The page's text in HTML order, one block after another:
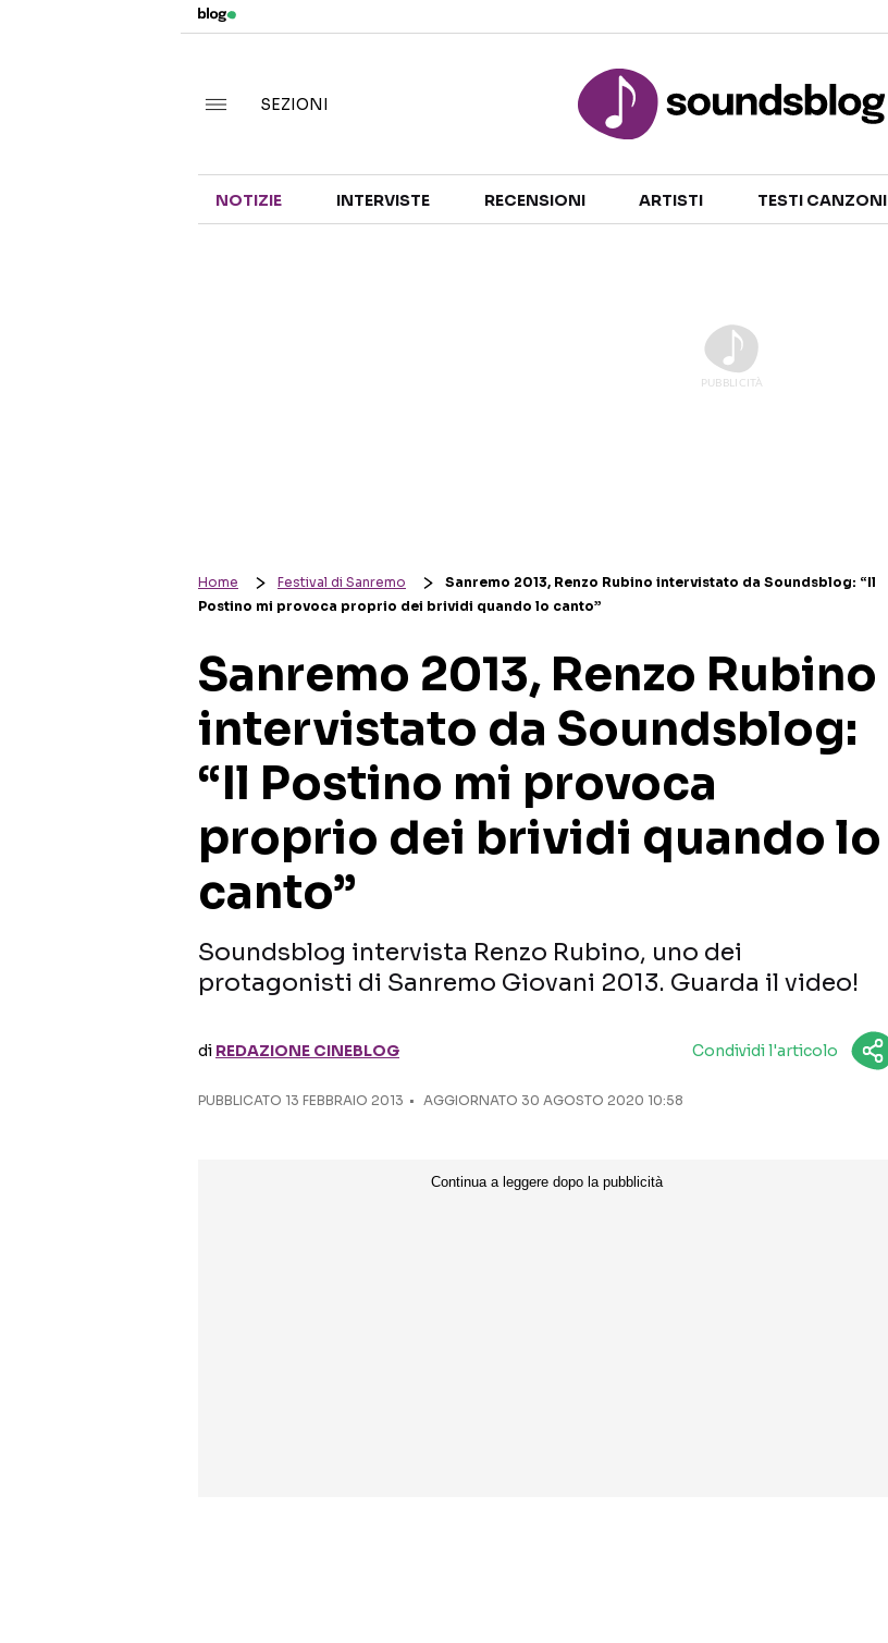
TALENT SHOW
SEZIONI
NOTIZIE INTERVISTE RECENSIONI ARTISTI TESTI CANZONI
Home Festival di Sanremo
Sanremo 2013, Renzo Rubino intervistato da Soundsblog: “Il
Postino mi provoca proprio dei brividi quando lo canto”
Sanremo 2013, Renzo Rubino
intervistato da Soundsblog:
“Il Postino mi provoca
proprio dei brividi quando lo
canto”
Soundsblog intervista Renzo Rubino, uno dei
protagonisti di Sanremo Giovani 2013. Guarda il video!
di REDAZIONE CINEBLOG Condividi l'articolo
PUBBLICATO 13 FEBBRAIO 2013 AGGIORNATO 30 AGOSTO 2020 10:58